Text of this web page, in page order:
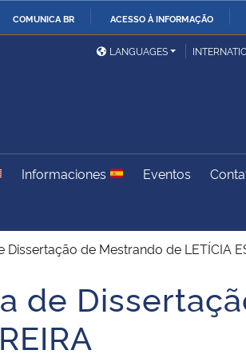
COMUNICA BR ACESSO À INFORMAÇÃO
Ministério das Relações
ExterioresLANGUAGES
Informaciones Eventos
de Mestrando de LETÍCIA
de